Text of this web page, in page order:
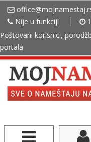
Nije u funkciji
Poštovani korisnici,
portala